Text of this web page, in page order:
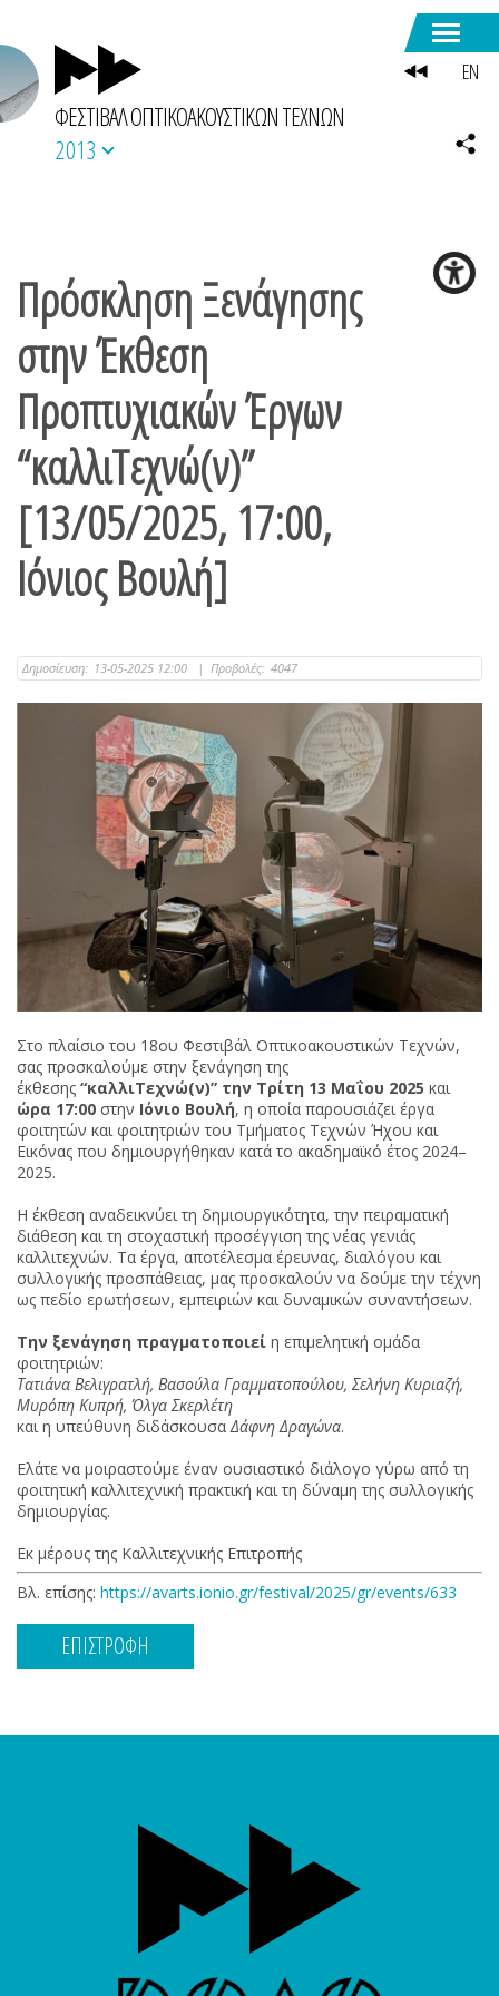
ΦΕΣΤΙΒΑΛ ΟΠΤΙΚΟΑΚΟΥΣΤΙΚΩΝ ΤΕΧΝΩΝ
2013
Πρόσκληση Ξενάγησης
στην Έκθεση
Προπτυχιακών Έργων
“καλλιΤεχνώ(ν)”
[13/05/2025, 17:00,
Ιόνιος Βουλή]
Δημοσίευση: 13-05-2025 12:00 | Προβολές: 4047
Στο πλαίσιο του 18ου Φεστιβάλ Οπτικοακουστικών Τεχνών,
σας προσκαλούμε στην ξενάγηση της
έκθεσης “καλλιΤεχνώ(ν)” την Τρίτη 13 Μαΐου 2025 και
ώρα 17:00 στην Ιόνιο Βουλή, η οποία παρουσιάζει έργα
φοιτητών και φοιτητριών του Τμήματος Τεχνών Ήχου και
Εικόνας που δημιουργήθηκαν κατά το ακαδημαϊκό έτος 2024–
2025.
Η έκθεση αναδεικνύει τη δημιουργικότητα, την πειραματική
διάθεση και τη στοχαστική προσέγγιση της νέας γενιάς
καλλιτεχνών. Τα έργα, αποτέλεσμα έρευνας, διαλόγου και
συλλογικής προσπάθειας, μας προσκαλούν να δούμε την τέχνη
ως πεδίο ερωτήσεων, εμπειριών και δυναμικών συναντήσεων.
Την ξενάγηση πραγματοποιεί η επιμελητική ομάδα
φοιτητριών:
Τατιάνα Βελιγρατλή, Βασούλα Γραμματοπούλου, Σελήνη Κυριαζή,
Μυρόπη Κυπρή, Όλγα Σκερλέτη
και η υπεύθυνη διδάσκουσαΔάφνη Δραγώνα.
Ελάτε να μοιραστούμε έναν ουσιαστικό διάλογο γύρω από τη
φοιτητική καλλιτεχνική πρακτική και τη δύναμη της συλλογικής
δημιουργίας.
Εκ μέρους της Καλλιτεχνικής Επιτροπής
Βλ. επίσης: https://avarts.ionio.gr/festival/2025/gr/events/633
ΕΠΙΣΤΡΟΦΗ
EN